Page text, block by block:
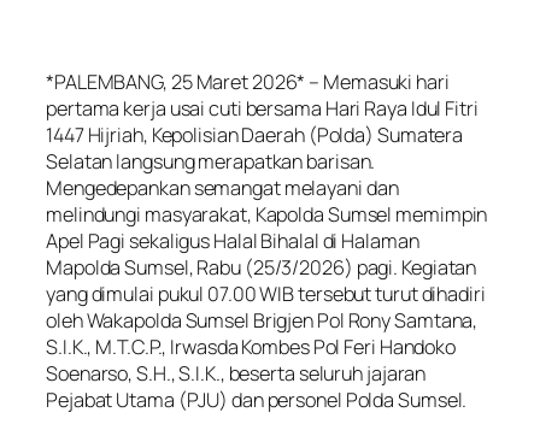
*PALEMBANG, 25 Maret 2026* – Memasuki hari
pertama kerja usai cuti bersama Hari Raya Idul Fitri
1447 Hijriah, Kepolisian Daerah (Polda) Sumatera
Selatan langsung merapatkan barisan.
Mengedepankan semangat melayani dan
melindungi masyarakat, Kapolda Sumsel memimpin
Apel Pagi sekaligus Halal Bihalal di Halaman
Mapolda Sumsel, Rabu (25/3/2026) pagi. Kegiatan
yang dimulai pukul 07.00 WIB tersebut turut dihadiri
oleh Wakapolda Sumsel Brigjen Pol Rony Samtana,
S.I.K., M.T.C.P., Irwasda Kombes Pol Feri Handoko
Soenarso, S.H., S.I.K., beserta seluruh jajaran
Pejabat Utama (PJU) dan personel Polda Sumsel.